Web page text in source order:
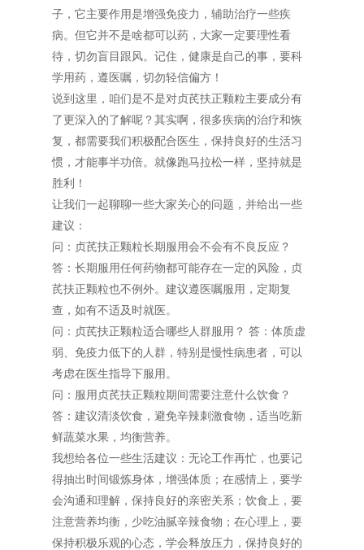
子，它主要作用是增强免疫力，辅助治疗一些疾
病。但它并不是啥都可以药，大家一定要理性看
待，切勿盲目跟风。记住，健康是自己的事，要科
学用药，遵医嘱，切勿轻信偏方！
说到这里，咱们是不是对贞芪扶正颗粒主要成分有
了更深入的了解呢？其实啊，很多疾病的治疗和恢
复，都需要我们积极配合医生，保持良好的生活习
惯，才能事半功倍。就像跑马拉松一样，坚持就是
胜利！
让我们一起聊聊一些大家关心的问题，并给出一些
建议：
问：贞芪扶正颗粒长期服用会不会有不良反应？
答：长期服用任何药物都可能存在一定的风险，贞
芪扶正颗粒也不例外。建议遵医嘱服用，定期复
查，如有不适及时就医。
问：贞芪扶正颗粒适合哪些人群服用？ 答：体质虚
弱、免疫力低下的人群，特别是慢性病患者，可以
考虑在医生指导下服用。
问：服用贞芪扶正颗粒期间需要注意什么饮食？
答：建议清淡饮食，避免辛辣刺激食物，适当吃新
鲜蔬菜水果，均衡营养。
我想给各位一些生活建议：无论工作再忙，也要记
得抽出时间锻炼身体，增强体质；在感情上，要学
会沟通和理解，保持良好的亲密关系；饮食上，要
注意营养均衡，少吃油腻辛辣食物；在心理上，要
保持积极乐观的心态，学会释放压力，保持良好的